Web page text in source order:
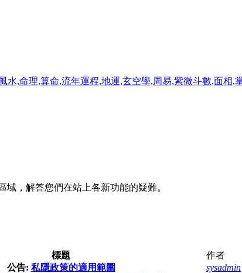
水,命理,算命,流年運程,地運,玄空學,周易,紫微斗數,面相,
，解答您們在站上各新功能的疑難。
標題
作者
公告: 私隱政策的適用範圍 sysadmin